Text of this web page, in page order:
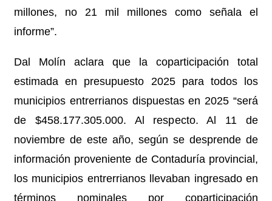
millones, no 21 mil millones como señala el
informe”.
Dal Molín aclara que la coparticipación total
estimada en presupuesto 2025 para todos los
municipios entrerrianos dispuestas en 2025 “será
de $458.177.305.000. Al respecto. Al 11 de
noviembre de este año, según se desprende de
información proveniente de Contaduría provincial,
los municipios entrerrianos llevaban ingresado en
términos nominales por coparticipación